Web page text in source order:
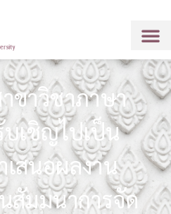
ขาวิชาภาษา
บเชิญไปเป็น
สนอผลงาน
สัมมนาการจัด